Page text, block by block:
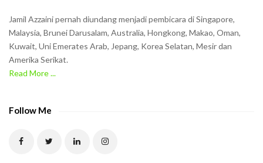
Jamil Azzaini pernah diundang menjadi pembicara di Singapore,
Malaysia, Brunei Darusalam, Australia, Hongkong, Makao, Oman,
Kuwait, Uni Emerates Arab, Jepang, Korea Selatan, Mesir dan
Amerika Serikat.
Read More ...
Follow Me